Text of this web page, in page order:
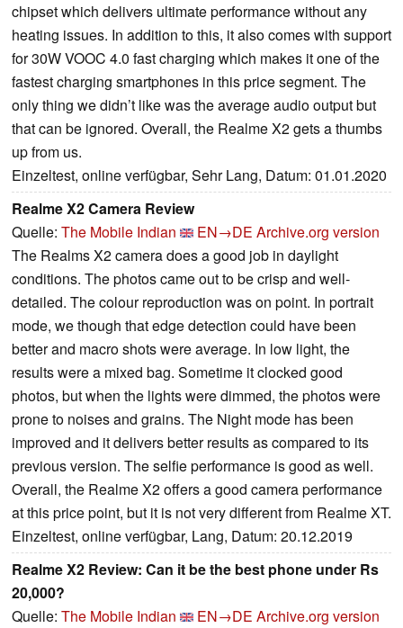
chipset which delivers ultimate performance without any
heating issues. In addition to this, it also comes with support
for 30W VOOC 4.0 fast charging which makes it one of the
fastest charging smartphones in this price segment. The
only thing we didn’t like was the average audio output but
that can be ignored. Overall, the Realme X2 gets a thumbs
up from us.
Einzeltest, online verfügbar, Sehr Lang, Datum: 01.01.2020
Realme X2 Camera Review
Quelle: The Mobile Indian EN→DE Archive.org version
The Realms X2 camera does a good job in daylight
conditions. The photos came out to be crisp and well-
detailed. The colour reproduction was on point. In portrait
mode, we though that edge detection could have been
better and macro shots were average. In low light, the
results were a mixed bag. Sometime it clocked good
photos, but when the lights were dimmed, the photos were
prone to noises and grains. The Night mode has been
improved and it delivers better results as compared to its
previous version. The selfie performance is good as well.
Overall, the Realme X2 offers a good camera performance
at this price point, but it is not very different from Realme XT.
Einzeltest, online verfügbar, Lang, Datum: 20.12.2019
Realme X2 Review: Can it be the best phone under Rs
20,000?
Quelle: The Mobile Indian EN→DE Archive.org version